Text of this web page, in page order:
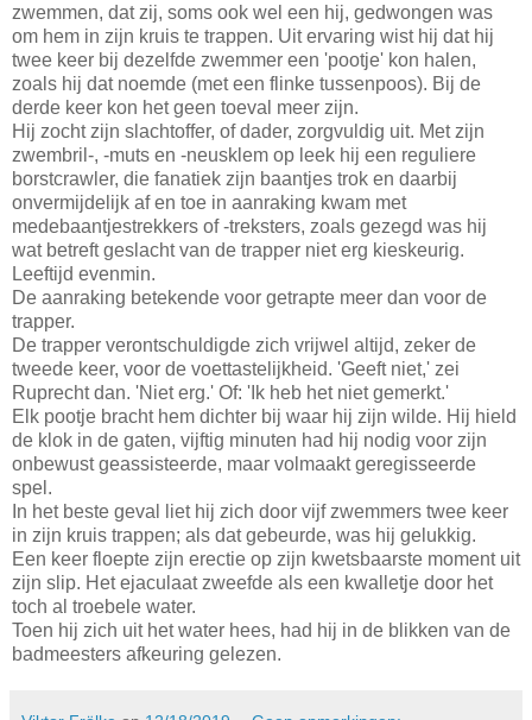
zwemmen, dat zij, soms ook wel een hij, gedwongen was
om hem in zijn kruis te trappen. Uit ervaring wist hij dat hij
twee keer bij dezelfde zwemmer een 'pootje' kon halen,
zoals hij dat noemde (met een flinke tussenpoos). Bij de
derde keer kon het geen toeval meer zijn.
Hij zocht zijn slachtoffer, of dader, zorgvuldig uit. Met zijn
zwembril-, -muts en -neusklem op leek hij een reguliere
borstcrawler, die fanatiek zijn baantjes trok en daarbij
onvermijdelijk af en toe in aanraking kwam met
medebaantjestrekkers of -treksters, zoals gezegd was hij
wat betreft geslacht van de trapper niet erg kieskeurig.
Leeftijd evenmin.
De aanraking betekende voor getrapte meer dan voor de
trapper.
De trapper verontschuldigde zich vrijwel altijd, zeker de
tweede keer, voor de voettastelijkheid. 'Geeft niet,' zei
Ruprecht dan. 'Niet erg.' Of: 'Ik heb het niet gemerkt.'
Elk pootje bracht hem dichter bij waar hij zijn wilde. Hij hield
de klok in de gaten, vijftig minuten had hij nodig voor zijn
onbewust geassisteerde, maar volmaakt geregisseerde
spel.
In het beste geval liet hij zich door vijf zwemmers twee keer
in zijn kruis trappen; als dat gebeurde, was hij gelukkig.
Een keer floepte zijn erectie op zijn kwetsbaarste moment uit
zijn slip. Het ejaculaat zweefde als een kwalletje door het
toch al troebele water.
Toen hij zich uit het water hees, had hij in de blikken van de
badmeesters afkeuring gelezen.